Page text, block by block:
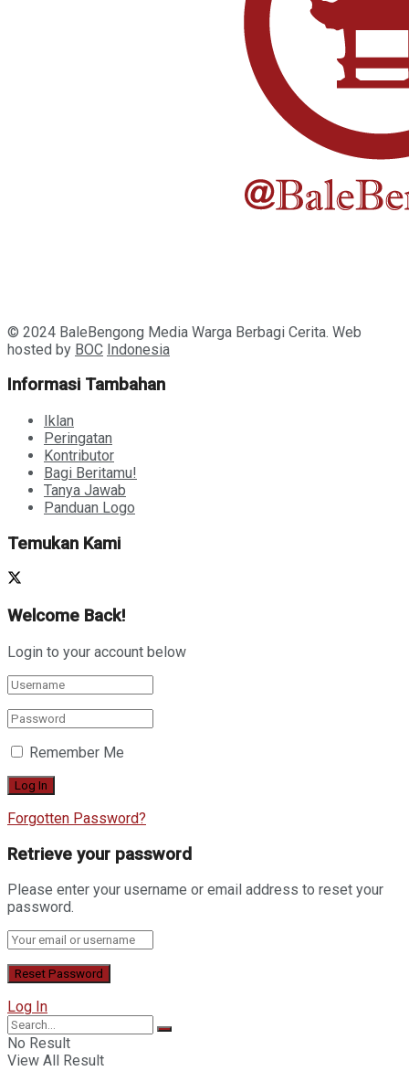
© 2024 BaleBengong Media Warga Berbagi Cerita. Web
hosted by BOC Indonesia
Informasi Tambahan
Iklan
Peringatan
Kontributor
Bagi Beritamu!
Tanya Jawab
Panduan Logo
Temukan Kami
Welcome Back!
Login to your account below
Remember Me
Forgotten Password?
Retrieve your password
Please enter your username or email address to reset your
password.
Log In
No Result
View All Result